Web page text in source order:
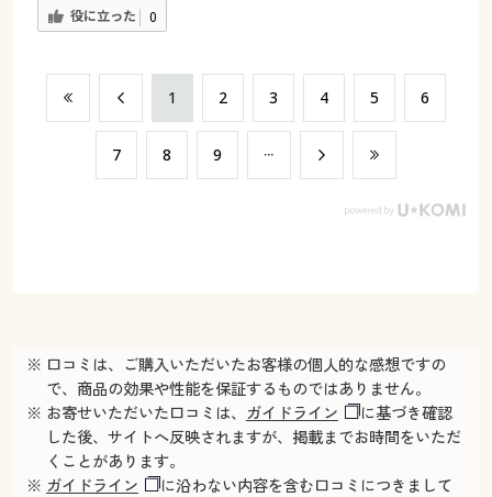
役に立った 0
​1 ​2 ​3 ​4 ​5 ​6
​7 ​8 ​9
※ 口コミは、ご購入いただいたお客様の個人的な感想ですの
で、商品の効果や性能を保証するものではありません。
※ お寄せいただいた口コミは、 ガイドライン
に基づき確認
した後、サイトへ反映されますが、掲載までお時間をいただ
くことがあります。
※ ガイドライン
に沿わない内容を含む口コミにつきまして